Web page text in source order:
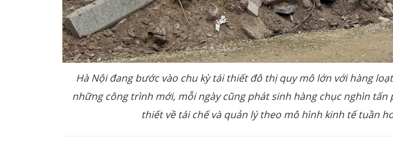
Hà Nội đang bước vào chu kỳ tái thiết đô thị quy mô lớn với hàng
những công trình mới, mỗi ngày cũng phát sinh hàng chục nghìn tấn
thiết về tái chế và quản lý theo mô hình kinh tế tuần